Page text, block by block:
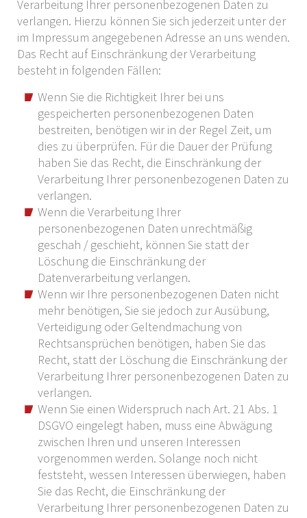
Verarbeitung Ihrer personenbezogenen Daten zu
verlangen. Hierzu können Sie sich jederzeit unter der
im Impressum angegebenen Adresse an uns wenden.
Das Recht auf Einschränkung der Verarbeitung
besteht in folgenden Fällen:
Wenn Sie die Richtigkeit Ihrer bei uns
gespeicherten personenbezogenen Daten
bestreiten, benötigen wir in der Regel Zeit, um
dies zu überprüfen. Für die Dauer der Prüfung
haben Sie das Recht, die Einschränkung der
Verarbeitung Ihrer personenbezogenen Daten zu
verlangen.
Wenn die Verarbeitung Ihrer
personenbezogenen Daten unrechtmäßig
geschah / geschieht, können Sie statt der
Löschung die Einschränkung der
Datenverarbeitung verlangen.
Wenn wir Ihre personenbezogenen Daten nicht
mehr benötigen, Sie sie jedoch zur Ausübung,
Verteidigung oder Geltendmachung von
Rechtsansprüchen benötigen, haben Sie das
Recht, statt der Löschung die Einschränkung der
Verarbeitung Ihrer personenbezogenen Daten zu
verlangen.
Wenn Sie einen Widerspruch nach Art. 21 Abs. 1
DSGVO eingelegt haben, muss eine Abwägung
zwischen Ihren und unseren Interessen
vorgenommen werden. Solange noch nicht
feststeht, wessen Interessen überwiegen, haben
Sie das Recht, die Einschränkung der
Verarbeitung Ihrer personenbezogenen Daten zu